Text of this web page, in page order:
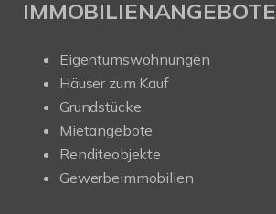
IMMOBILIENANGEBOTE
Eigentumswohnungen
Häuser zum Kauf
Grundstücke
Mietangebote
Renditeobjekte
Gewerbeimmobilien